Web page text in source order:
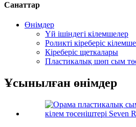
Санаттар
Өнімдер
Үй ішіндегі кілемшелер
Роликті кіреберіс
Кіреберіс щеткалары
Пластикалық шөп сым
Ұсынылған өнімдер